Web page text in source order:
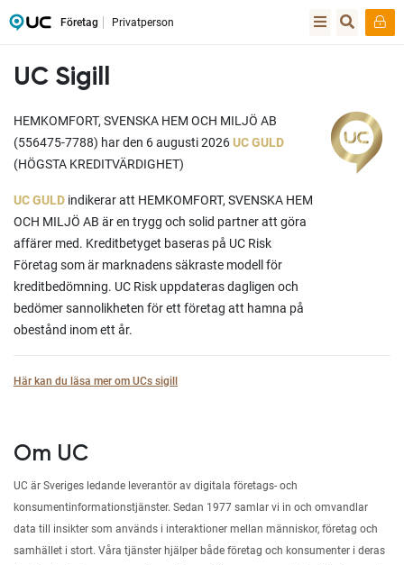
Företag Privatperson
UC Sigill
HEMKOMFORT, SVENSKA HEM OCH MILJÖ AB
(556475-7788) har den 6 augusti 2026UC GULD
(HÖGSTA KREDITVÄRDIGHET)
UC GULD indikerar att HEMKOMFORT, SVENSKA HEM
OCH MILJÖ AB är en trygg och solid partner att göra
affärer med. Kreditbetyget baseras på UC Risk
Företag som är marknadens säkraste modell för
kreditbedömning. UC Risk uppdateras dagligen och
bedömer sannolikheten för ett företag att hamna på
obestånd inom ett år.
Här kan du läsa mer om UCs sigill
Om UC
UC är Sveriges ledande leverantör av digitala företags- och
konsumentinformationstjänster. Sedan 1977 samlar vi in och omvandlar
data till insikter som används i interaktioner mellan människor, företag och
samhället i stort. Våra tjänster hjälper både företag och konsumenter i deras